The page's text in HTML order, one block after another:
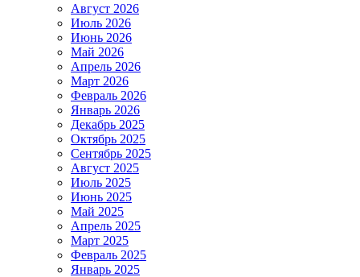
Август 2026
Июль 2026
Июнь 2026
Май 2026
Апрель 2026
Март 2026
Февраль 2026
Январь 2026
Декабрь 2025
Октябрь 2025
Сентябрь 2025
Август 2025
Июль 2025
Июнь 2025
Май 2025
Апрель 2025
Март 2025
Февраль 2025
Январь 2025